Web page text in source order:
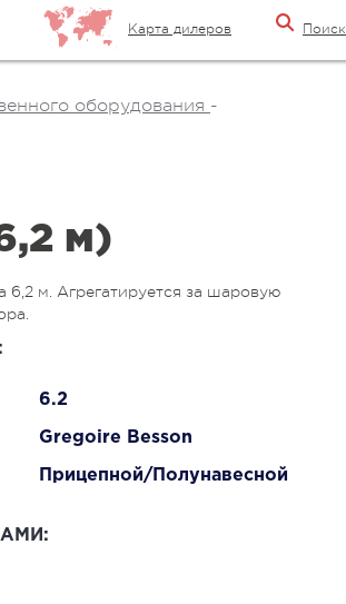
Карта дилеров Поиск
оборудования -
м)
м. Агрегатируется за шаровую
6.2
Gregoire Besson
Прицепной/Полунавесной